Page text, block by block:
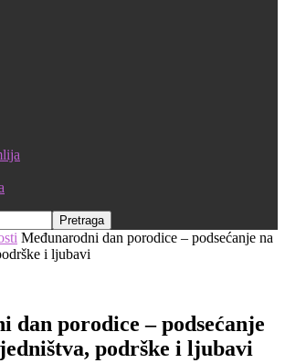
Međunarodni dan porodice – podsećanje na
i ljubavi
dan porodice – podsećanje
podrške i ljubavi